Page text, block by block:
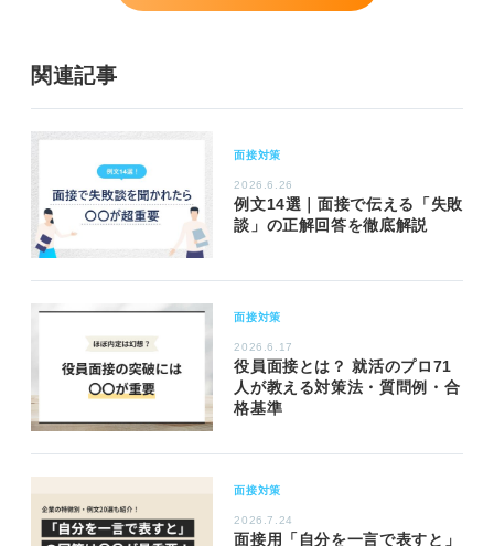
関連記事
面接対策
2026.6.26
例文14選｜面接で伝える「失敗
談」の正解回答を徹底解説
面接対策
2026.6.17
役員面接とは？ 就活のプロ71
人が教える対策法・質問例・合
格基準
面接対策
2026.7.24
面接用「自分を一言で表すと」